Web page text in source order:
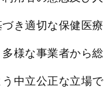
き適切な保健医療
様な事業者から総
中立公正な立場で